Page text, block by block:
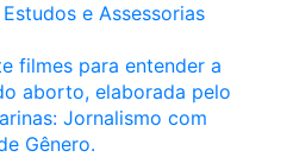
e Assessorias
filmes para entender a
aborto, elaborada pelo
Jornalismo com
Gênero.